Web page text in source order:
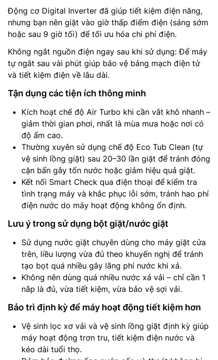
Động cơ Digital Inverter đã giúp tiết kiệm điện năng,
nhưng bạn nên giặt vào giờ thấp điểm điện (sáng sớm
hoặc sau 9 giờ tối) để tối ưu hóa chi phí điện.
Không ngắt nguồn điện ngay sau khi sử dụng: Để máy
tự ngắt sau vài phút giúp bảo vệ bảng mạch điện tử
và tiết kiệm điện về lâu dài.
Tận dụng các tiện ích thông minh
Kích hoạt chế độ Air Turbo khi cần vắt khô nhanh –
giảm thời gian phơi, nhất là mùa mưa hoặc nơi có
độ ẩm cao.
Thường xuyên sử dụng chế độ Eco Tub Clean (tự
vệ sinh lồng giặt) sau 20–30 lần giặt để tránh đóng
cặn bẩn gây tốn nước hoặc giảm hiệu quả giặt.
Kết nối Smart Check qua điện thoại để kiểm tra
tình trạng máy và khắc phục lỗi sớm, tránh hao phí
điện nước do máy hoạt động không ổn định.
Lưu ý trong sử dụng bột giặt/nước giặt
Sử dụng nước giặt chuyên dùng cho máy giặt cửa
trên, liều lượng vừa đủ theo khuyến nghị để tránh
tạo bọt quá nhiều gây lãng phí nước khi xả.
Không nên dùng quá nhiều nước xả vải – chỉ cần 1
nắp là đủ, vừa tiết kiệm, vừa bảo vệ sợi vải.
Bảo trì định kỳ để máy hoạt động tiết kiệm hơn
Vệ sinh lọc xơ vải và vệ sinh lồng giặt định kỳ giúp
máy hoạt động trơn tru, tiết kiệm điện nước và
kéo dài tuổi thọ.